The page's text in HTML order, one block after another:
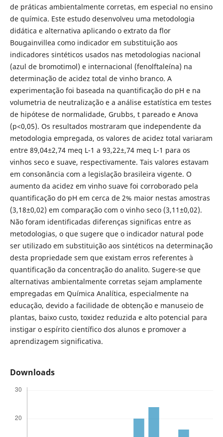
de práticas ambientalmente corretas, em especial no ensino
de química. Este estudo desenvolveu uma metodologia
didática e alternativa aplicando o extrato da flor
Bougainvillea como indicador em substituição aos
indicadores sintéticos usados nas metodologias nacional
(azul de bromotimol) e internacional (fenolftaleína) na
determinação de acidez total de vinho branco. A
experimentação foi baseada na quantificação do pH e na
volumetria de neutralização e a análise estatística em testes
de hipótese de normalidade, Grubbs, t pareado e Anova
(p<0,05). Os resultados mostraram que independente da
metodologia empregada, os valores de acidez total variaram
entre 89,04±2,74 meq L-1 a 93,22±,74 meq L-1 para os
vinhos seco e suave, respectivamente. Tais valores estavam
em consonância com a legislação brasileira vigente. O
aumento da acidez em vinho suave foi corroborado pela
quantificação do pH em cerca de 2% maior nestas amostras
(3,18±0,02) em comparação com o vinho seco (3,11±0,02).
Não foram identificadas diferenças significas entre as
metodologias, o que sugere que o indicador natural pode
ser utilizado em substituição aos sintéticos na determinação
desta propriedade sem que existam erros referentes à
quantificação da concentração do analito. Sugere-se que
alternativas ambientalmente corretas sejam amplamente
empregadas em Química Analítica, especialmente na
educação, devido a facilidade de obtenção e manuseio de
plantas, baixo custo, toxidez reduzida e alto potencial para
instigar o espírito científico dos alunos e promover a
aprendizagem significativa.
Downloads